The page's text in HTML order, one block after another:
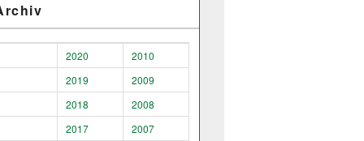
2020
2010
2019
2009
2018
2008
2017
2007